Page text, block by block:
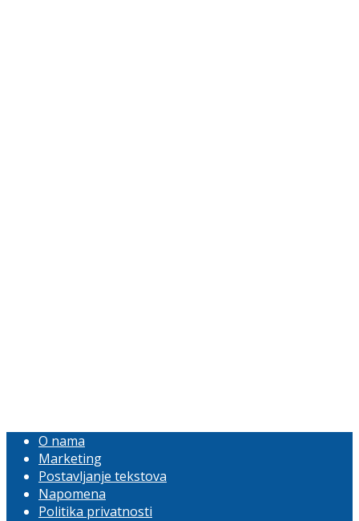
O nama
Marketing
Postavljanje tekstova
Napomena
Politika privatnosti